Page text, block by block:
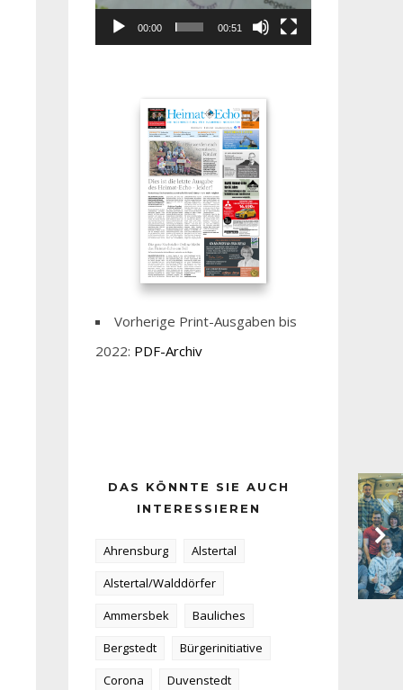
00:00 00:51
Vorherige Print-Ausgaben bis
2022: PDF-Archiv
DAS KÖNNTE SIE AUCH
INTERESSIEREN
Ahrensburg
Alstertal
Alstertal/Walddörfer
Ammersbek
Bauliches
Bergstedt
Bürgerinitiative
Corona
Duvenstedt